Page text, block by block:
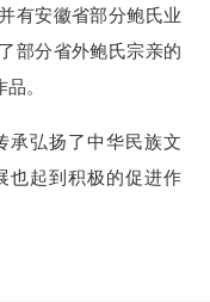
有安徽省部分鲍氏业
部分省外鲍氏宗亲的
。
承弘扬了中华民族文
也起到积极的促进作